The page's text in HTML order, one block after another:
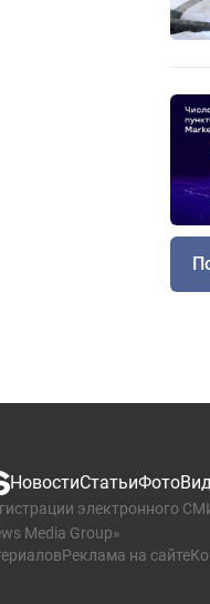
НовостиСтатьиФото
электронного
Media Group»
Реклама на сайте